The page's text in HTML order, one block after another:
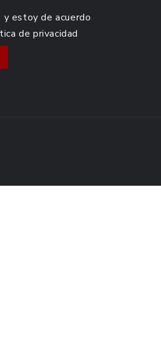
y estoy de acuerdo
de privacidad